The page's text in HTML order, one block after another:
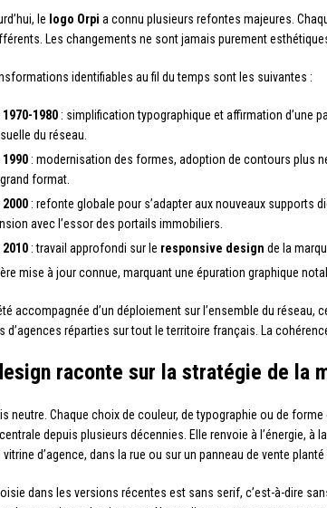
le logo Orpi a connu plusieurs refontes majeures.
Les changements ne sont jamais purement
identifiables au fil du temps sont les suivantes :
1970-1980 : simplification typographique et affirmation d’une
du réseau.
1990 : modernisation des formes, adoption de contours plus
format.
2000 : refonte globale pour s’adapter aux nouveaux supports
avec l’essor des portails immobiliers.
2010 : travail approfondi sur le responsive design de la
mise à jour connue, marquant une épuration graphique
accompagnée d’un déploiement sur l’ensemble du
d’agences réparties sur tout le territoire français. La
raconte sur la stratégie de la
neutre. Chaque choix de couleur, de typographie ou de
depuis plusieurs décennies. Elle renvoie à l’énergie, à
d’agence, dans la rue ou sur un panneau de vente planté
dans les versions récentes est sans serif, c’est-à-dire